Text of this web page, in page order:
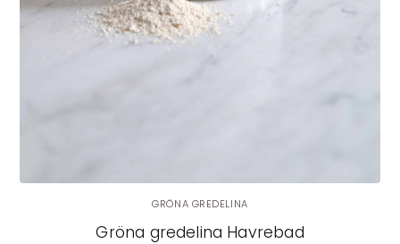
GRÖNA GREDELINA
Gröna gredelina Havrebad